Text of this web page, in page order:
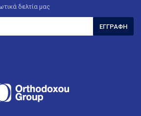
δελτία μας
ΕΓΓΡΑΦΉ